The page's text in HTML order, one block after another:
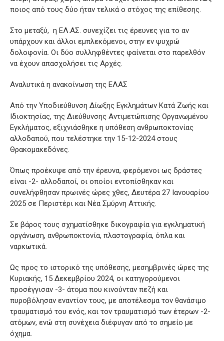
ποιος από τους δύο ήταν τελικά ο στόχος της επίθεσης.
Στο μεταξύ, η ΕΛ.ΑΣ. συνεχίζει τις έρευνες για το αν
υπάρχουν και άλλοι εμπλεκόμενοι, στην εν ψυχρώ
δολοφονία. Οι δύο συλληφθέντες φαίνεται στο παρελθόν
να έχουν απασχολήσει τις Αρχές.
Αναλυτικά η ανακοίνωση της ΕΛΑΣ
Από την Υποδιεύθυνση Δίωξης Εγκλημάτων Κατά Ζωής και
Ιδιοκτησίας, της Διεύθυνσης Αντιμετώπισης Οργανωμένου
Εγκλήματος, εξιχνιάσθηκε η υπόθεση ανθρωποκτονίας
αλλοδαπού, που τελέστηκε την 15-12-2024 στους
Θρακομακεδόνες.
Όπως προέκυψε από την έρευνα, φερόμενοι ως δράστες
είναι -2- αλλοδαποί, οι οποίοι εντοπίσθηκαν και
συνελήφθησαν πρωινές ώρες χθες, Δευτέρα 27 Ιανουαρίου
2025 σε Περιστέρι και Νέα Σμύρνη Αττικής.
Σε βάρος τους σχηματίσθηκε δικογραφία για εγκληματική
οργάνωση, ανθρωποκτονία, πλαστογραφία, όπλα και
ναρκωτικά.
Ως προς το ιστορικό της υπόθεσης, μεσημβρινές ώρες της
Κυριακής, 15 Δεκεμβρίου 2024, οι κατηγορούμενοι
προσέγγισαν -3- άτομα που κινούνταν πεζή και
πυροβόλησαν εναντίον τους, με αποτέλεσμα τον θανάσιμο
τραυματισμό του ενός, και τον τραυματισμό των έτερων -2-
ατόμων, ενώ στη συνέχεια διέφυγαν από το σημείο με
όχημα.